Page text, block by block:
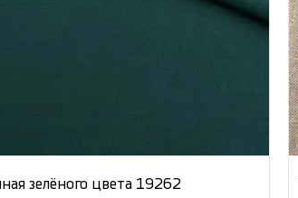
зелёного цвета 19262